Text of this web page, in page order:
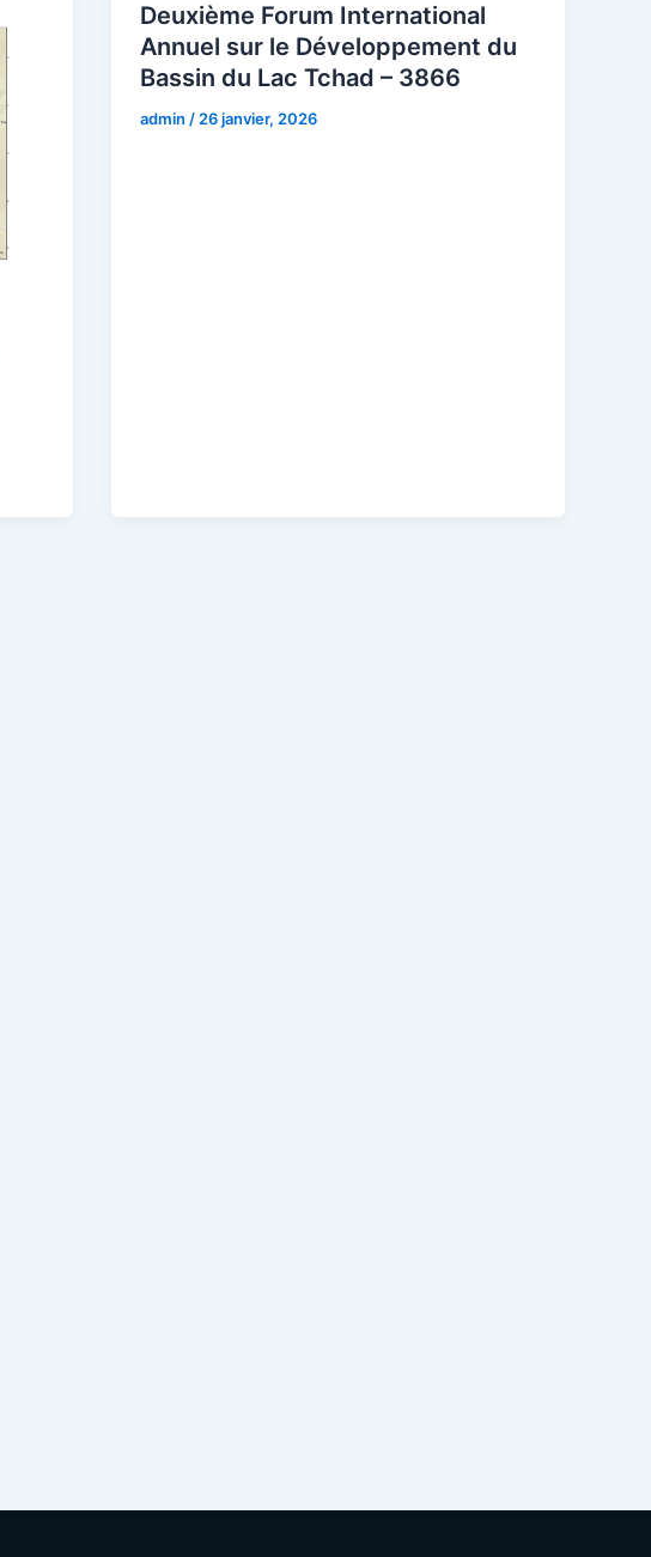
Deuxième Forum International
Annuel sur le Développement du
Bassin du Lac Tchad – 3866
admin/26 janvier, 2026